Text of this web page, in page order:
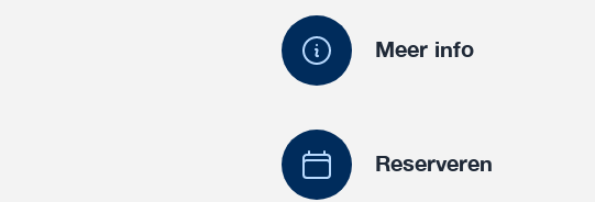
Meer info
Reserveren